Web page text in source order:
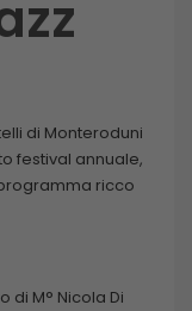
di Monteroduni
festival annuale,
ricco
di M° Nicola Di